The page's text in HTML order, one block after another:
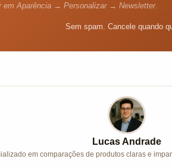
em Aparência → Personalizar → Newsletter.
Sem spam. Cancele quando
Lucas Andrade
em comparações de produtos claras e